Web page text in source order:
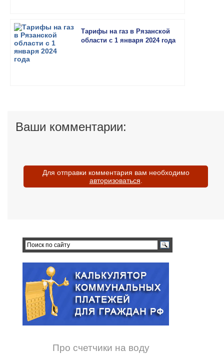
Тарифы на газ в Рязанской
области с 1 января 2024 года
Ваши комментарии:
Для отправки комментария вам необходимо
авторизоваться
Про счетчики на воду